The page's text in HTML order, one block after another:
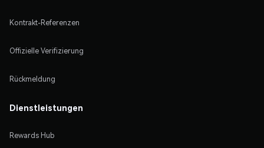
Kontrakt-Referenzen
Offizielle Verifizierung
Rückmeldung
Dienstleistungen
Rewards Hub